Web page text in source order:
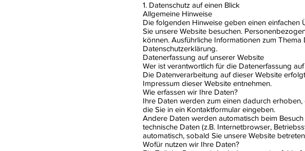
1. Datenschutz auf einen Blick
Allgemeine Hinweise
Die folgenden Hinweise geben einen
Sie unsere Website besuchen.
können. Ausführliche Informationen zum
Datenschutzerklärung.
Datenerfassung auf unserer Website
Wer ist verantwortlich für die Datenerfassung
Die Datenverarbeitung auf dieser Website
Impressum dieser Website entnehmen.
Wie erfassen wir Ihre Daten?
Ihre Daten werden zum einen dadurch
die Sie in ein Kontaktformular eingeben.
Andere Daten werden automatisch beim
technische Daten (z.B. Internetbrowser,
automatisch, sobald Sie unsere Website
Wofür nutzen wir Ihre Daten?